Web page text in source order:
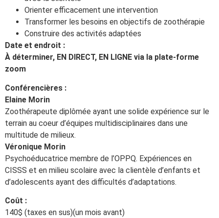
Orienter efficacement une intervention
Transformer les besoins en objectifs de zoothérapie
Construire des activités adaptées
Date et endroit :
À déterminer, EN DIRECT, EN LIGNE via la plate-forme
zoom
Conférencières :
Elaine Morin
Zoothérapeute diplômée ayant une solide expérience sur le
terrain au coeur d’équipes multidisciplinaires dans une
multitude de milieux.
Véronique Morin
Psychoéducatrice membre de l’OPPQ. Expériences en
CISSS et en milieu scolaire avec la clientèle d’enfants et
d’adolescents ayant des difficultés d’adaptations.
Coût :
140$ (taxes en sus)(un mois avant)